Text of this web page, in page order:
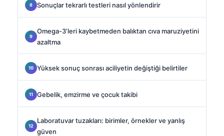
Sonuçlar tekrarlı testleri nasıl yönlendirir
Omega-3’leri kaybetmeden balıktan cıva maruziyetini
azaltma
Yüksek sonuç sonrası aciliyetin değiştiği belirtiler
Gebelik, emzirme ve çocuk takibi
Laboratuvar tuzakları: birimler, örnekler ve yanlış
güven